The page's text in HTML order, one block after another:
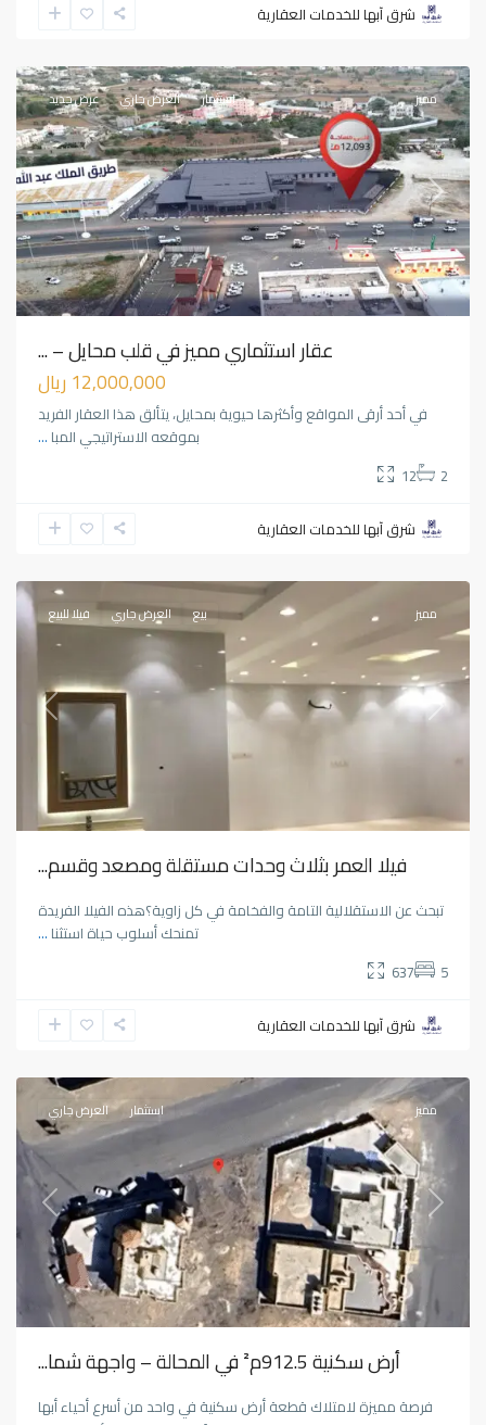
شرق آبها للخدمات العقاريةمحايل
Next
مميز استثمار العرض جاري عرض جديد
عقار استثماري مميز في قلب محايل – ...
12,000,000 ريال
في أحد أرقى المواقع وأكثرها حيوية بمحايل، يتألق هذا العقار الفريد
بموقعه الاستراتيجي المبا ...
2
12
شرق آبها للخدمات العقارية البديع ,
Next
مميز بيع العرض جاري فيلا للبيع
فيلا العمر بثلاث وحدات مستقلة ومصعد وقسم...
تبحث عن الاستقلالية التامة والفخامة في كل زاوية؟هذه الفيلا الفريدة
تمنحك أسلوب حياة استثنا ...
5
637
شرق آبها للخدمات العقاريةالمحالة,
Next
مميز استثمار العرض جاري
أرض سكنية 912.5م² في المحالة – واجهة شما...
فرصة مميزة لامتلاك قطعة أرض سكنية في واحد من أسرع أحياء أبها